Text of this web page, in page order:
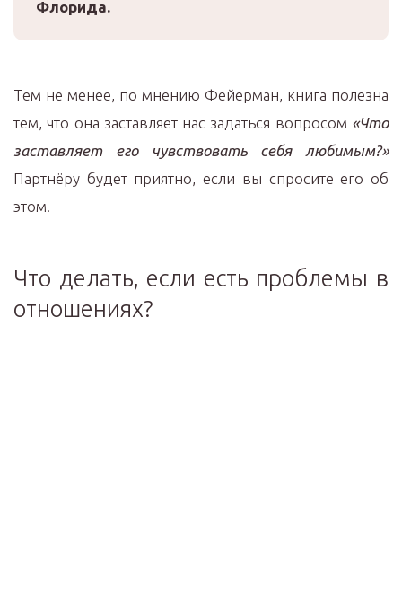
Флорида.
Тем не менее, по мнению Фейерман, книга полезна
тем, что она заставляет нас задаться вопросом «Что
заставляет его чувствовать себя любимым?»
Партнёру будет приятно, если вы спросите его об
этом.
Что делать, если есть проблемы в
отношениях?